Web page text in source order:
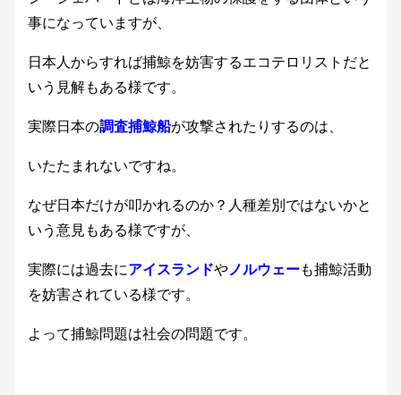
事になっていますが、
日本人からすれば捕鯨を妨害するエコテロリストだと
いう見解もある様です。
実際日本の調査捕鯨船が攻撃されたりするのは、
いたたまれないですね。
なぜ日本だけが叩かれるのか？人種差別ではないかと
いう意見もある様ですが、
実際には過去にアイスランドや ノルウェーも捕鯨活動
を妨害されている様です。
よって捕鯨問題は社会の問題です。